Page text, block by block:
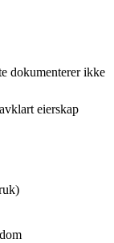
dokumenterer ikke
eierskap
)